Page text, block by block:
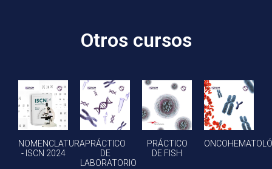
Otros cursos
NOMENCLATURA
- ISCN 2024
PRÁCTICO
DE
LABORATORIO
PRÁCTICO
DE FISH